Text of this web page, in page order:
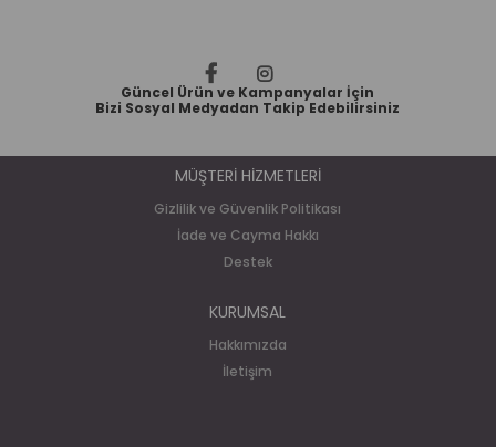
Güncel Ürün ve Kampanyalar İçin
Bizi Sosyal Medyadan Takip Edebilirsiniz
MÜŞTERİ HİZMETLERİ
Gizlilik ve Güvenlik Politikası
İade ve Cayma Hakkı
Destek
KURUMSAL
Hakkımızda
İletişim